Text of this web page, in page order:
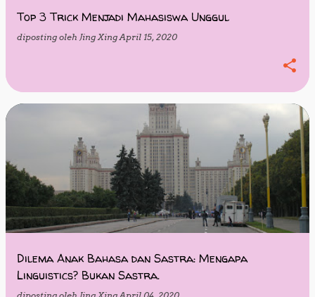
Top 3 Trick Menjadi Mahasiswa Unggul
diposting oleh Jing Xing April 15, 2020
Dilema Anak Bahasa dan Sastra: Mengapa
Linguistics? Bukan Sastra.